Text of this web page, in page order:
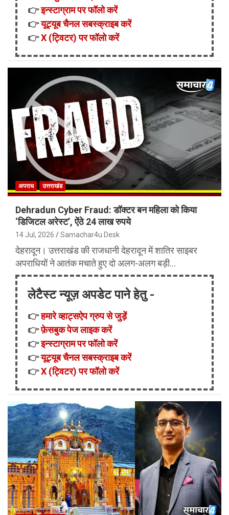
👉इन्स्टाग्राम पर फॉलो करें
👉यूट्यूब चैनल सबस्क्राइब करें
👉X (ट्विटर) पर फॉलो करें
अपराध उत्तराखंड
Dehradun Cyber Fraud: डॉक्टर बन महिला को किया
‘डिजिटल अरेस्ट’, ऐंठे 24 लाख रुपये
14 Jul, 2026 Samachar4u Desk
देहरादून। उत्तराखंड की राजधानी देहरादून में शातिर साइबर
अपराधियों ने आतंक मचाते हुए दो अलग-अलग बड़ी…
लेटैस्ट न्यूज़ अपडेट पाने हेतु -
👉हमारे व्हाट्सऐप ग्रुप से जुड़ें
👉फ़ेसबुक पेज लाइक करें
👉इन्स्टाग्राम पर फॉलो करें
👉यूट्यूब चैनल सबस्क्राइब करें
👉X (ट्विटर) पर फॉलो करें